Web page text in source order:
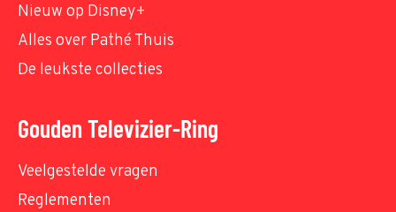
Nieuw op Disney+
Alles over Pathé Thuis
De leukste collecties
Gouden Televizier-Ring
Veelgestelde vragen
Reglementen